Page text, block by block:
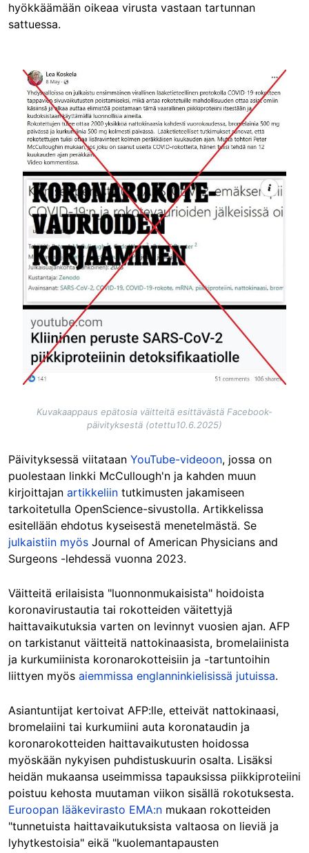
hyökkäämään oikeaa virusta vastaan tartunnan
sattuessa.
Image
Kuvakaappaus epätosia väitteitä esittävästä Facebook-
päivityksestä (otettu10.6.2025)
Päivityksessä viitataan YouTube-videoon, jossa on
puolestaan linkki McCullough'n ja kahden muun
kirjoittajan artikkeliin tutkimusten jakamiseen
tarkoitetulla OpenScience-sivustolla. Artikkelissa
esitellään ehdotus kyseisestä menetelmästä. Se
julkaistiin myös Journal of American Physicians and
Surgeons -lehdessä vuonna 2023.
Väitteitä erilaisista "luonnonmukaisista" hoidoista
koronavirustautia tai rokotteiden väitettyjä
haittavaikutuksia varten on levinnyt vuosien ajan. AFP
on tarkistanut väitteitä nattokinaasista, bromelaiinista
ja kurkumiinista koronarokotteisiin ja -tartuntoihin
liittyen myös aiemmissa englanninkielisissä jutuissa.
Asiantuntijat kertoivat AFP:lle, etteivät nattokinaasi,
bromelaiini tai kurkumiini auta koronataudin ja
koronarokotteiden haittavaikutusten hoidossa
myöskään nykyisen puhdistuskuurin osalta. Lisäksi
heidän mukaansa useimmissa tapauksissa piikkiproteiini
poistuu kehosta muutaman viikon sisällä rokotuksesta.
Euroopan lääkevirasto EMA:n mukaan rokotteiden
"tunnetuista haittavaikutuksista valtaosa on lieviä ja
lyhytkestoisia" eikä "kuolemantapausten